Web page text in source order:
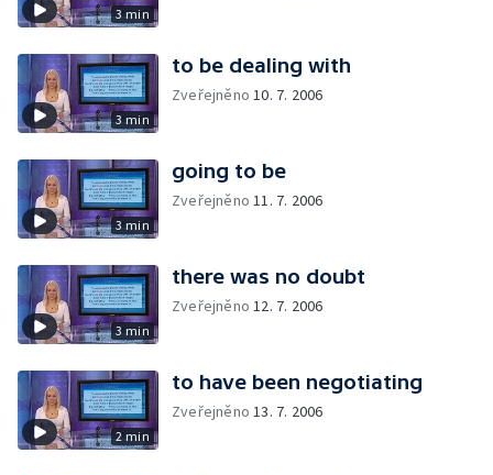
3 min
3 min
to be dealing with
Zveřejněno10. 7. 2006
3 min
going to be
Zveřejněno11. 7. 2006
3 min
there was no doubt
Zveřejněno12. 7. 2006
2 min
to have been negotiating
Zveřejněno13. 7. 2006